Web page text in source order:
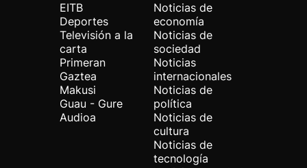
EITB
Deportes
Televisión a la
carta
Primeran
Gaztea
Makusi
Guau - Gure
Audioa
Noticias de
economía
Noticias de
sociedad
Noticias
internacionales
Noticias de
política
Noticias de
cultura
Noticias de
tecnología